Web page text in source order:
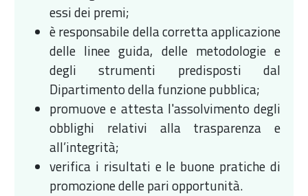
essi dei premi;
è responsabile della corretta applicazione
delle linee guida, delle metodologie e
degli strumenti predisposti dal
Dipartimento della funzione pubblica;
promuove e attesta l'assolvimento degli
obblighi relativi alla trasparenza e
all’integrità;
verifica i risultati e le buone pratiche di
promozione delle pari opportunità.